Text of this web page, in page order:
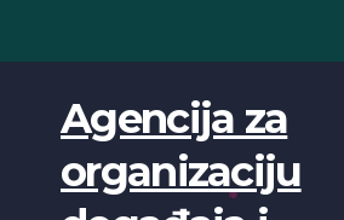
Agencija za
organizaciju